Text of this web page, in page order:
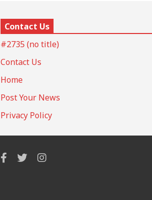
Contact Us
#2735 (no title)
Contact Us
Home
Post Your News
Privacy Policy